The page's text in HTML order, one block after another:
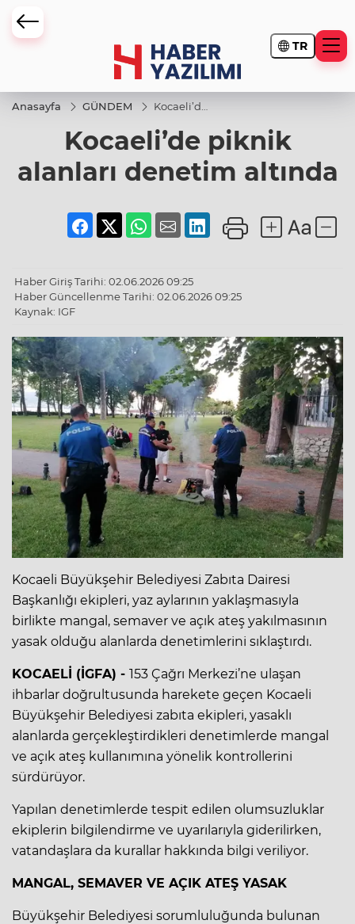
TR
Anasayfa GÜNDEM
Kocaeli’de
alanları
denetim
Kocaeli’de piknik
alanları denetim altında
Haber Giriş Tarihi: 02.06.2026 09:25
Haber Güncellenme Tarihi: 02.06.2026 09:25
Kaynak: IGF
Kocaeli Büyükşehir Belediyesi Zabıta Dairesi
Başkanlığı ekipleri, yaz aylarının yaklaşmasıyla
birlikte mangal, semaver ve açık ateş yakılmasının
yasak olduğu alanlarda denetimlerini sıklaştırdı.
KOCAELİ (İGFA) - 153 Çağrı Merkezi’ne ulaşan
ihbarlar doğrultusunda harekete geçen Kocaeli
Büyükşehir Belediyesi zabıta ekipleri, yasaklı
alanlarda gerçekleştirdikleri denetimlerde mangal
ve açık ateş kullanımına yönelik kontrollerini
sürdürüyor.
Yapılan denetimlerde tespit edilen olumsuzluklar
ekiplerin bilgilendirme ve uyarılarıyla giderilirken,
vatandaşlara da kurallar hakkında bilgi veriliyor.
MANGAL, SEMAVER VE AÇIK ATEŞ YASAK
Büyükşehir Belediyesi sorumluluğunda bulunan